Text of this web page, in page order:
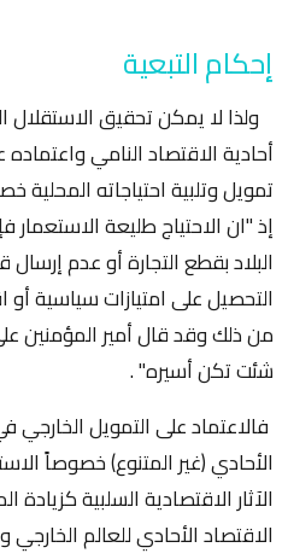
إحكام التبعية
ولذا لا يمكن تحقيق
أحادية الاقتصاد النامي
تمويل وتلبية احتياجاته المحلية
إذ "ان الاحتياج طليعة
البلاد بقطع التجارة أو عدم
التحصيل على امتيازات سياسية
من ذلك وقد قال أمير المؤمنين
شئت تكن أسيره" .
فالاعتماد على التمويل الخارجي
الأحادي (غير المتنوع) خصوصاً
الآثار الاقتصادية السلبية
الاقتصاد الأحادي للعالم